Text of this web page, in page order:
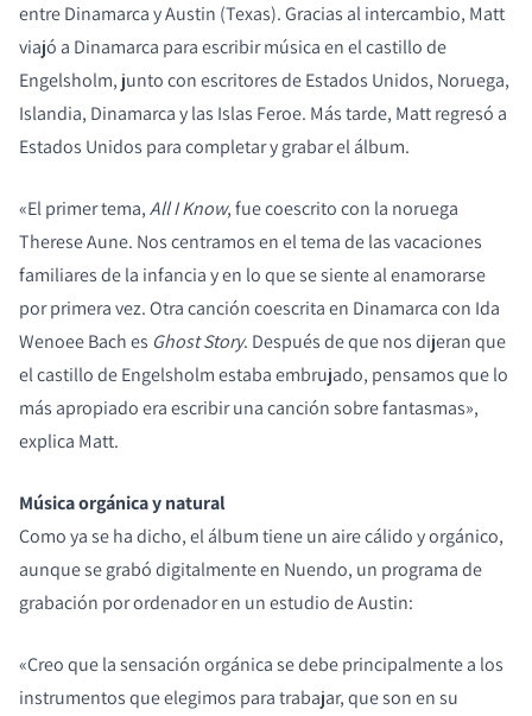
entre Dinamarca y Austin (Texas). Gracias al intercambio, Matt
viajó a Dinamarca para escribir música en el castillo de
Engelsholm, junto con escritores de Estados Unidos, Noruega,
Islandia, Dinamarca y las Islas Feroe. Más tarde, Matt regresó a
Estados Unidos para completar y grabar el álbum.
«El primer tema,All I Know, fue coescrito con la noruega
Therese Aune. Nos centramos en el tema de las vacaciones
familiares de la infancia y en lo que se siente al enamorarse
por primera vez. Otra canción coescrita en Dinamarca con Ida
Wenoee Bach es Ghost Story. Después de que nos dijeran que
el castillo de Engelsholm estaba embrujado, pensamos que lo
más apropiado era escribir una canción sobre fantasmas»,
explica Matt.
Música orgánica y natural
Como ya se ha dicho, el álbum tiene un aire cálido y orgánico,
aunque se grabó digitalmente en Nuendo, un programa de
grabación por ordenador en un estudio de Austin:
«Creo que la sensación orgánica se debe principalmente a los
instrumentos que elegimos para trabajar, que son en su